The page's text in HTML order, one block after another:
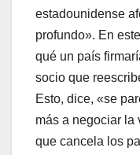
estadounidense
profundo». En
qué un país
socio que
Esto, dice, «se
más a negociar la
que cancela los